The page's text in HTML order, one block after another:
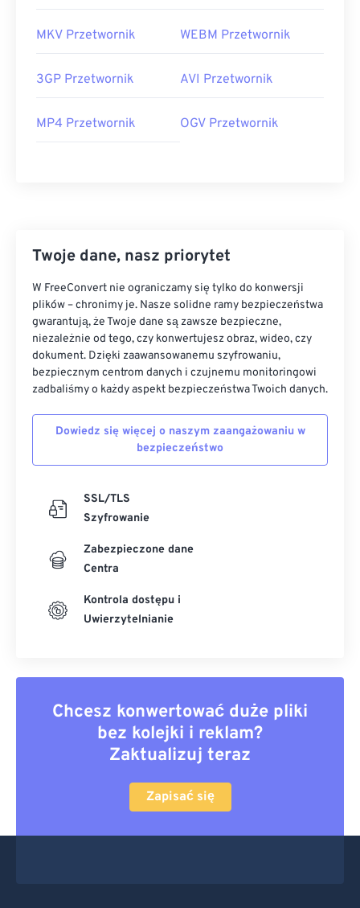
MKV Przetwornik WEBM Przetwornik
3GP Przetwornik AVI Przetwornik
MP4 Przetwornik OGV Przetwornik
Twoje dane, nasz priorytet
W FreeConvert nie ograniczamy się tylko do konwersji
plików – chronimy je. Nasze solidne ramy bezpieczeństwa
gwarantują, że Twoje dane są zawsze bezpieczne,
niezależnie od tego, czy konwertujesz obraz, wideo, czy
dokument. Dzięki zaawansowanemu szyfrowaniu,
bezpiecznym centrom danych i czujnemu monitoringowi
zadbaliśmy o każdy aspekt bezpieczeństwa Twoich danych.
Dowiedz się więcej o naszym zaangażowaniu w
bezpieczeństwo
SSL/TLS
Szyfrowanie
Zabezpieczone dane
Centra
Kontrola dostępu i
Uwierzytelnianie
Chcesz konwertować duże pliki
bez kolejki i reklam?
Zaktualizuj teraz
Zapisać się